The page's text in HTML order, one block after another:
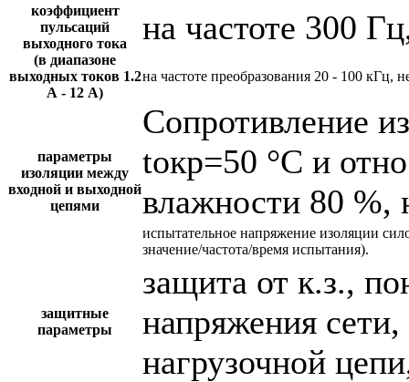
коэффициент
пульсаций
выходного тока
(в диапазоне
выходных токов 1.2
А - 12 А)
на частоте 300
на частоте преобразования 20 - 100 кГц,
параметры
изоляции между
входной и выходной
цепями
Сопротивление
tокр=50 °С и
влажности 80 %,
испытательное напряжение изоляции
значение/частота/время испытания).
защитные
параметры
защита от к.з.,
напряжения
нагрузочной